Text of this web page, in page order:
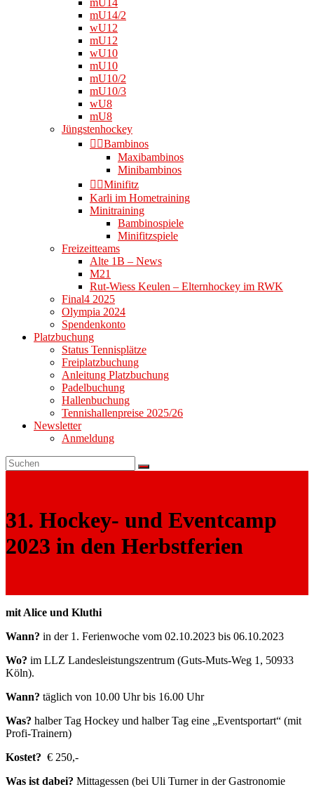
mU14
mU14/2
wU12
mU12
wU10
mU10
mU10/2
mU10/3
wU8
mU8
Jüngstenhockey
👉🏻Bambinos
Maxibambinos
Minibambinos
👉🏻Minifitz
Karli im Hometraining
Minitraining
Bambinospiele
Minifitzspiele
Freizeitteams
Alte 1B – News
M21
Rut-Wiess Keulen – Elternhockey im RWK
Final4 2025
Olympia 2024
Spendenkonto
Platzbuchung
Status Tennisplätze
Freiplatzbuchung
Anleitung Platzbuchung
Padelbuchung
Hallenbuchung
Tennishallenpreise 2025/26
Newsletter
Anmeldung
31. Hockey- und Eventcamp
2023 in den Herbstferien
mit Alice und Kluthi
Wann? in der 1. Ferienwoche vom 02.10.2023 bis 06.10.2023
Wo? im LLZ Landesleistungszentrum (Guts-Muts-Weg 1, 50933
Köln).
Wann? täglich von 10.00 Uhr bis 16.00 Uhr
Was? halber Tag Hockey und halber Tag eine „Eventsportart“ (mit
Profi-Trainern)
Kostet? € 250,-
Was ist dabei? Mittagessen (bei Uli Turner in der Gastronomie